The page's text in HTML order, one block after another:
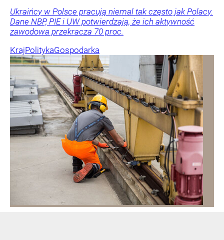
Ukraińcy w Polsce pracują niemal tak często jak Polacy.
Dane NBP, PIE i UW potwierdzają, że ich aktywność
zawodowa przekracza 70 proc.
KrajPolitykaGospodarka